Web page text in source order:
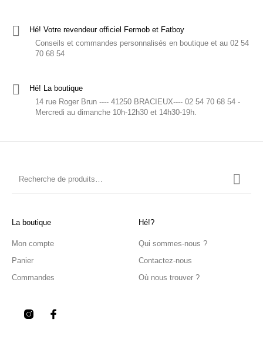
Hé! Votre revendeur officiel Fermob et Fatboy
Conseils et commandes personnalisés en boutique et au 02 54
70 68 54
Hé! La boutique
14 rue Roger Brun ---- 41250 BRACIEUX---- 02 54 70 68 54 -
Mercredi au dimanche 10h-12h30 et 14h30-19h.
La boutique
Mon compte
Panier
Commandes
Hé!?
Qui sommes-nous ?
Contactez-nous
Où nous trouver ?